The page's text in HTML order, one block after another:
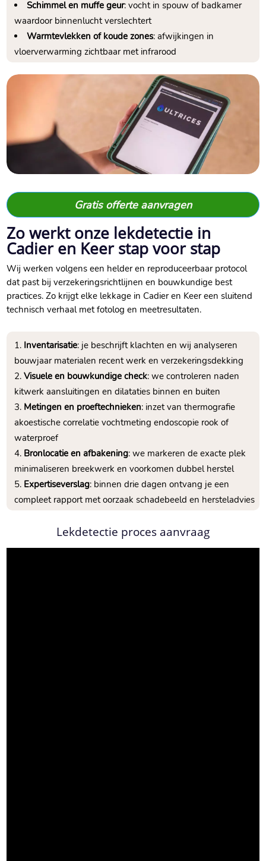
Schimmel en muffe geur: vocht in spouw of badkamer
waardoor binnenlucht verslechtert
Warmtevlekken of koude zones: afwijkingen in
vloerverwarming zichtbaar met infrarood
Gratis offerte aanvragen
Zo werkt onze lekdetectie in
Cadier en Keer stap voor stap
Wij werken volgens een helder en reproduceerbaar protocol
dat past bij verzekeringsrichtlijnen en bouwkundige best
practices.​ Zo krijgt elke lekkage in Cadier en Keer een sluitend
technisch verhaal met fotolog en meetresultaten.​
Inventarisatie: je beschrijft klachten en wij analyseren
bouwjaar materialen recent werk en verzekeringsdekking
Visuele en bouwkundige check: we controleren naden
kitwerk aansluitingen en dilataties binnen en buiten
Metingen en proeftechnieken: inzet van thermografie
akoestische correlatie vochtmeting endoscopie rook of
waterproef
Bronlocatie en afbakening: we markeren de exacte plek
minimaliseren breekwerk en voorkomen dubbel herstel
Expertiseverslag: binnen drie dagen ontvang je een
compleet rapport met oorzaak schadebeeld en hersteladvies
Lekdetectie proces aanvraag